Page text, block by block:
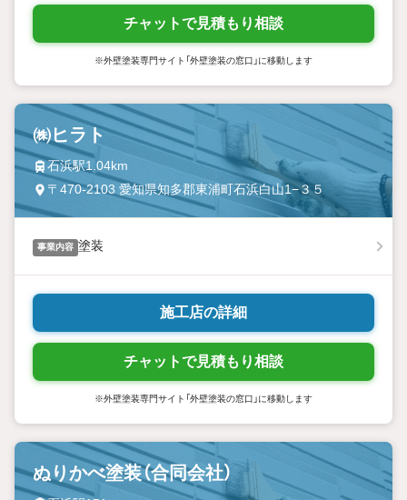
チャットで見積もり相談
※外壁塗装専門サイト「外壁塗装の窓口」に移動します
㈱ヒラト
石浜駅1.04km
〒470-2103 愛知県知多郡東浦町石浜白山1−３５
事業内容 塗装
施工店の詳細
チャットで見積もり相談
※外壁塗装専門サイト「外壁塗装の窓口」に移動します
ぬりかべ塗装（合同会社）